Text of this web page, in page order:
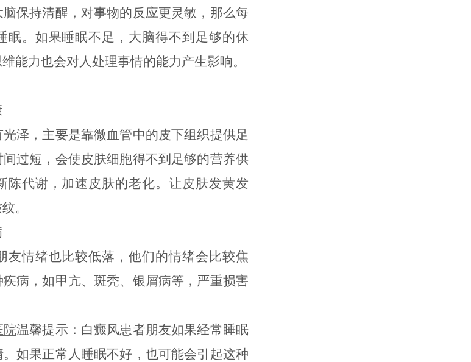
持清醒，对事物的反应更灵敏，那么每
眠。如果睡眠不足，大脑得不到足够的休
能力也会对人处理事情的能力产生影响。
，主要是靠微血管中的皮下组织提供足
过短，会使皮肤细胞得不到足够的营养供
陈代谢，加速皮肤的老化。让皮肤发黄发
。
情绪也比较低落，他们的情绪会比较焦
病，如甲亢、斑秃、银屑病等，严重损害
院温馨提示：白癜风患者朋友如果经常睡眠
如果正常人睡眠不好，也可能会引起这种